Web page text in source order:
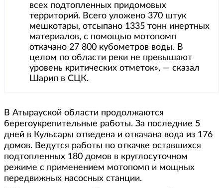
всех подтопленных придомовых
территорий. Всего уложено 370 штук
мешкотары, отсыпано 1335 тонн инертных
материалов, с помощью мотопомп
откачано 27 800 кубометров воды. В
целом по области реки не превышают
уровень критических отметок», — сказал
Шарип в СЦК.
В Атырауской области продолжаются
берегоукрепительные работы. За последние 5
дней в Кульсары отведена и откачана вода из 176
домов. Ведутся работы по откачке оставшихся
подтопленных 180 домов в круглосуточном
режиме с применением мотопомп и мощных
передвижных насосных станции.